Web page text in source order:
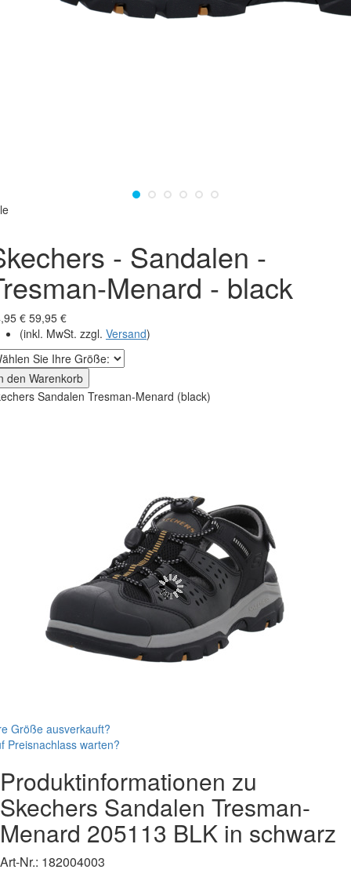
- Sandalen -
Menard - black
€ 59,95 €
(inkl. MwSt. zzgl. Versand)
den Warenkorb
Sandalen Tresman-Menard (black)
Größe ausverkauft?
Preisnachlass warten?
Produktinformationen zu
Skechers Sandalen Tresman-
Menard 205113 BLK in schwarz
Art-Nr.: 182004003